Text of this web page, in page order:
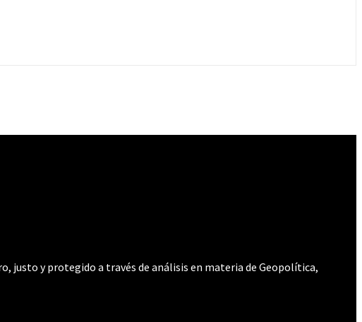
justo y protegido a través de análisis en materia de Geopolítica,